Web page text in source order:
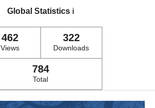
Global Statistics ℹ️
462
Views
322
Downloads
784
Total